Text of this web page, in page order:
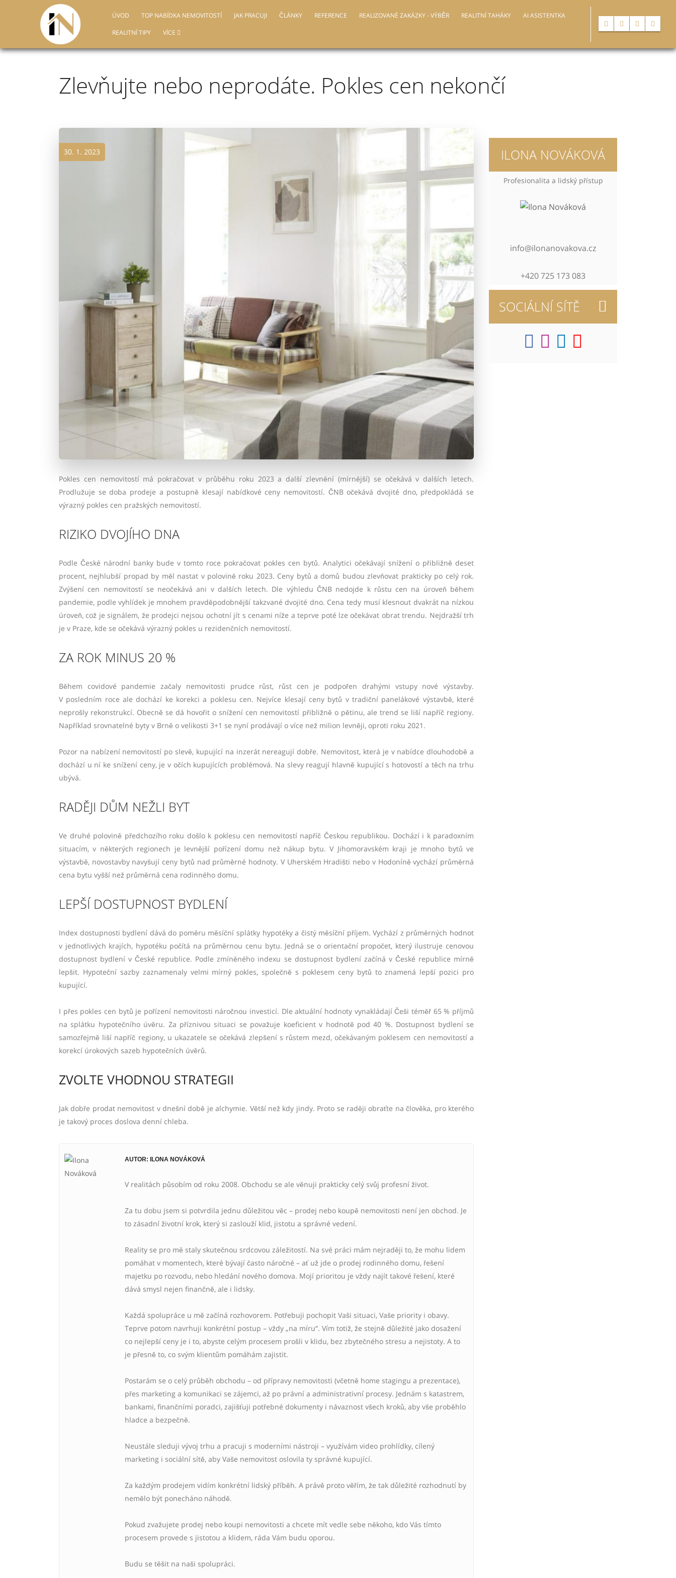
ÚVOD TOP NABÍDKA NEMOVITOSTÍ JAK PRACUJI ČLÁNKY REFERENCE REALIZOVANÉ ZAKÁZKY - VÝBĚR REALITNÍ TAHÁKY
AI ASISTENTKA
REALITNÍ TIPY
VÍCE
Zlevňujte nebo neprodáte. Pokles cen nekončí
30. 1. 2023
Pokles cen nemovitostí má pokračovat v průběhu roku 2023 a další zlevnění (mírnější) se očekává v dalších letech.
Prodlužuje se doba prodeje a postupně klesají nabídkové ceny nemovitostí. ČNB očekává dvojité dno, předpokládá se
výrazný pokles cen pražských nemovitostí.
RIZIKO DVOJÍHO DNA
Podle České národní banky bude v tomto roce pokračovat pokles cen bytů. Analytici očekávají snížení o přibližně deset
procent, nejhlubší propad by měl nastat v polovině roku 2023. Ceny bytů a domů budou zlevňovat prakticky po celý rok.
Zvýšení cen nemovitostí se neočekává ani v dalších letech. Dle výhledu ČNB nedojde k růstu cen na úroveň během
pandemie, podle vyhlídek je mnohem pravděpodobnější takzvané dvojité dno. Cena tedy musí klesnout dvakrát na nízkou
úroveň, což je signálem, že prodejci nejsou ochotní jít s cenami níže a teprve poté lze očekávat obrat trendu. Nejdražší trh
je v Praze, kde se očekává výrazný pokles u rezidenčních nemovitostí.
ZA ROK MINUS 20 %
Během covidové pandemie začaly nemovitosti prudce růst, růst cen je podpořen drahými vstupy nové výstavby.
V posledním roce ale dochází ke korekci a poklesu cen. Nejvíce klesají ceny bytů v tradiční panelákové výstavbě, které
neprošly rekonstrukcí. Obecně se dá hovořit o snížení cen nemovitostí přibližně o pětinu, ale trend se liší napříč regiony.
Například srovnatelné byty v Brně o velikosti 3+1 se nyní prodávají o více než milion levněji, oproti roku 2021.
Pozor na nabízení nemovitostí po slevě, kupující na inzerát nereagují dobře. Nemovitost, která je v nabídce dlouhodobě a
dochází u ní ke snížení ceny, je v očích kupujících problémová. Na slevy reagují hlavně kupující s hotovostí a těch na trhu
ubývá.
RADĚJI DŮM NEŽLI BYT
Ve druhé polovině předchozího roku došlo k poklesu cen nemovitostí napříč Českou republikou. Dochází i k paradoxním
situacím, v některých regionech je levnější pořízení domu než nákup bytu. V Jihomoravském kraji je mnoho bytů ve
výstavbě, novostavby navyšují ceny bytů nad průměrné hodnoty. V Uherském Hradišti nebo v Hodoníně vychází průměrná
cena bytu vyšší než průměrná cena rodinného domu.
LEPŠÍ DOSTUPNOST BYDLENÍ
Index dostupnosti bydlení dává do poměru měsíční splátky hypotéky a čistý měsíční příjem. Vychází z průměrných hodnot
v jednotlivých krajích, hypotéku počítá na průměrnou cenu bytu. Jedná se o orientační propočet, který ilustruje cenovou
dostupnost bydlení v České republice. Podle zmíněného indexu se dostupnost bydlení začíná v České republice mírně
lepšit. Hypoteční sazby zaznamenaly velmi mírný pokles, společně s poklesem ceny bytů to znamená lepší pozici pro
kupující.
I přes pokles cen bytů je pořízení nemovitosti náročnou investicí. Dle aktuální hodnoty vynakládají Češi téměř 65 % příjmů
na splátku hypotečního úvěru. Za příznivou situaci se považuje koeficient v hodnotě pod 40 %. Dostupnost bydlení se
samozřejmě liší napříč regiony, u ukazatele se očekává zlepšení s růstem mezd, očekávaným poklesem cen nemovitostí a
korekcí úrokových sazeb hypotečních úvěrů.
ZVOLTE VHODNOU STRATEGII
Jak dobře prodat nemovitost v dnešní době je alchymie. Větší než kdy jindy. Proto se raději obraťte na člověka, pro kterého
je takový proces doslova denní chleba.
AUTOR: ILONA NOVÁKOVÁ
V realitách působím od roku 2008. Obchodu se ale věnuji prakticky celý svůj profesní život.
Za tu dobu jsem si potvrdila jednu důležitou věc – prodej nebo koupě nemovitosti není jen obchod. Je
to zásadní životní krok, který si zaslouží klid, jistotu a správné vedení.
Reality se pro mě staly skutečnou srdcovou záležitostí. Na své práci mám nejraději to, že mohu lidem
pomáhat v momentech, které bývají často náročné – ať už jde o prodej rodinného domu, řešení
majetku po rozvodu, nebo hledání nového domova. Mojí prioritou je vždy najít takové řešení, které
dává smysl nejen finančně, ale i lidsky.
Každá spolupráce u mě začíná rozhovorem. Potřebuji pochopit Vaši situaci, Vaše priority i obavy.
Teprve potom navrhuji konkrétní postup – vždy „na míru“. Vím totiž, že stejně důležité jako dosažení
co nejlepší ceny je i to, abyste celým procesem prošli v klidu, bez zbytečného stresu a nejistoty. A to
je přesně to, co svým klientům pomáhám zajistit.
Postarám se o celý průběh obchodu – od přípravy nemovitosti (včetně home stagingu a prezentace),
přes marketing a komunikaci se zájemci, až po právní a administrativní procesy. Jednám s katastrem,
bankami, finančními poradci, zajišťuji potřebné dokumenty i návaznost všech kroků, aby vše proběhlo
hladce a bezpečně.
Neustále sleduji vývoj trhu a pracuji s moderními nástroji – využívám video prohlídky, cílený
marketing i sociální sítě, aby Vaše nemovitost oslovila ty správné kupující.
Za každým prodejem vidím konkrétní lidský příběh. A právě proto věřím, že tak důležité rozhodnutí by
nemělo být ponecháno náhodě.
Pokud zvažujete prodej nebo koupi nemovitosti a chcete mít vedle sebe někoho, kdo Vás tímto
procesem provede s jistotou a klidem, ráda Vám budu oporou.
Budu se těšit na naši spolupráci.
ILONA NOVÁKOVÁ
Profesionalita a lidský přístup
info@ilonanovakova.cz
+420 725 173 083
SOCIÁLNÍ SÍTĚ